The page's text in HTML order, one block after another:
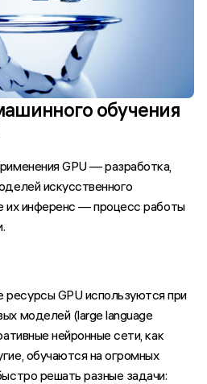
обучения
GPU — разработка,
искусственного
их инференс — процесс работы
GPU используются при
моделей (large language
нейронные сети, как
обучаются на огромных
решать разные задачи: